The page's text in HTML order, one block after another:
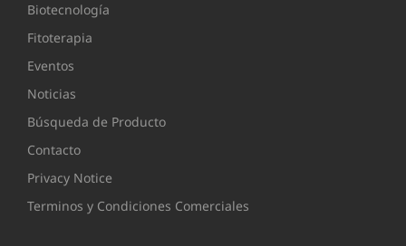
Biotecnología
Fitoterapia
Eventos
Noticias
Búsqueda de Producto
Contacto
Privacy Notice
Terminos y Condiciones Comerciales